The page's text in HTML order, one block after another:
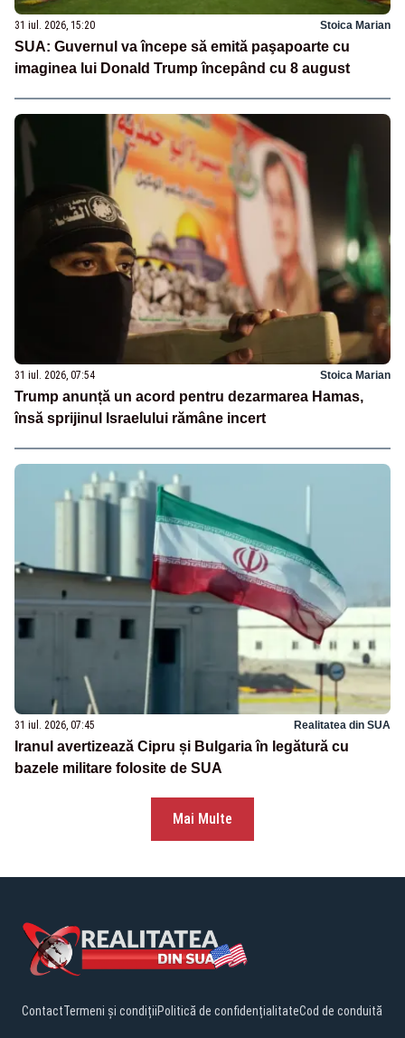
31 iul. 2026, 15:20 Stoica Marian
SUA: Guvernul va începe să emită paşapoarte cu
imaginea lui Donald Trump începând cu 8 august
31 iul. 2026, 07:54 Stoica Marian
Trump anunță un acord pentru dezarmarea Hamas,
însă sprijinul Israelului rămâne incert
31 iul. 2026, 07:45 Realitatea din SUA
Iranul avertizează Cipru și Bulgaria în legătură cu
bazele militare folosite de SUA
Mai Multe
ContactTermeni și condițiiPolitică de confidențialitateCod de conduită